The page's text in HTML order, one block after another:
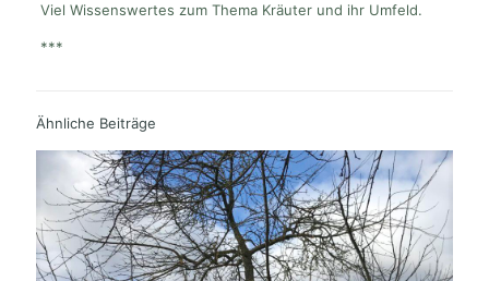
Viel Wissenswertes zum Thema Kräuter und ihr Umfeld.
***
Ähnliche Beiträge